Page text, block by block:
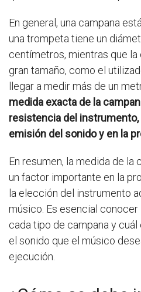
En general, una campana
una trompeta tiene un
centímetros, mientras que la
gran tamaño, como el
llegar a medir más de un
medida exacta de la
resistencia del instrumento,
emisión del sonido y en la
En resumen, la medida de la
un factor importante en la
la elección del instrumento
músico. Es esencial
cada tipo de campana y
el sonido que el músico
ejecución.